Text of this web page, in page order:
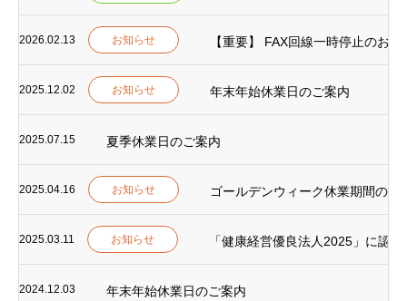
2026.02.13 お知らせ 【重要】 FAX回線一時停止のお知
2025.12.02 お知らせ 年末年始休業日のご案内
2025.07.15 夏季休業日のご案内
2025.04.16 お知らせ ゴールデンウィーク休業期間のご
2025.03.11 お知らせ 「健康経営優良法人2025」に認
2024.12.03 年末年始休業日のご案内